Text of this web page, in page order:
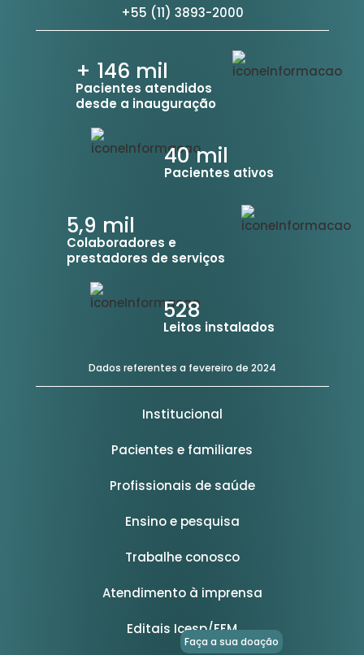
+55 (11) 3893-2000
+ 146 mil
Pacientes atendidos
desde a inauguração
40mil
Pacientes ativos
5,9 mil
Colaboradores e
prestadores de serviços
528
Leitos instalados
Dados referentes a fevereiro de 2024
Institucional
Pacientes e familiares
Profissionais de saúde
Ensino e pesquisa
Trabalhe conosco
Atendimento à imprensa
Editais Icesp/FFM
Faça a sua doação